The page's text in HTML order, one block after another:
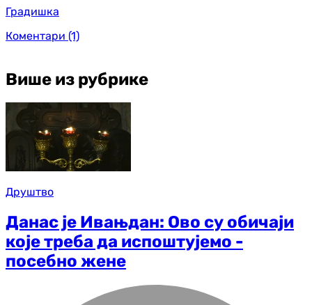
Градишка
Коментари (1)
Више из рубрике
Друштво
Данас је Ивањдан: Ово су обичаји
које треба да испоштујемо -
посебно жене